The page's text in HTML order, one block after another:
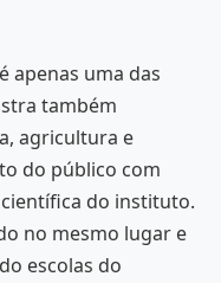
apenas uma das
também
agricultura e
do público com
do instituto.
no mesmo lugar e
escolas do